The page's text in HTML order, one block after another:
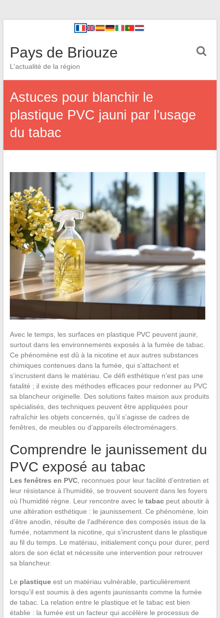
Pays de Briouze
L'actualité de la région
Astuces pour blanchir le
plastique PVC jauni par l’usage
du tabac
Avec le temps, les surfaces en plastique PVC peuvent jaunir,
surtout dans les environnements exposés à la fumée de tabac.
Ce phénomène est dû à la nicotine et aux autres substances
chimiques contenues dans la fumée, qui s’attachent et
s’incrustent dans le matériau. Ce défi esthétique n’est pas une
fatalité ; il existe des méthodes efficaces pour redonner au PVC
sa blancheur originelle. Des solutions faites maison aux produits
spécialisés, des techniques peuvent être appliquées pour
rafraîchir les objets concernés, qu’il s’agisse de cadres de
fenêtres, de meubles ou d’appareils électroménagers.
Comprendre le jaunissement du
PVC exposé au tabac
Les fenêtres en PVC, reconnues pour leur facilité d’entretien et
leur résistance à l’humidité, se trouvent souvent dans les foyers
où l’humidité règne. Leur rencontre avec le tabacpeut aboutir à
une altération esthétique : le jaunissement. Ce phénomène, loin
d’être anodin, résulte de l’adhérence des composés issus de la
fumée, notamment la nicotine, qui s’incrustent dans le plastique
au fil du temps. Le matériau, initialement conçu pour durer, perd
alors de son éclat et nécessite une intervention pour retrouver
sa blancheur.
Le plastiqueest un matériau vulnérable, particulièrement
lorsqu’il est soumis à des agents jaunissants comme la fumée
de tabac. La relation entre le plastique et le tabac est bien
établie : la fumée est un facteur qui accélère le processus de